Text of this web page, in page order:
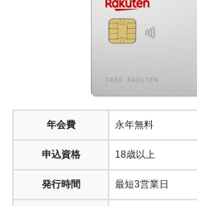
年会費 永年無料
申込資格 18歳以上
発行時間 最短3営業日